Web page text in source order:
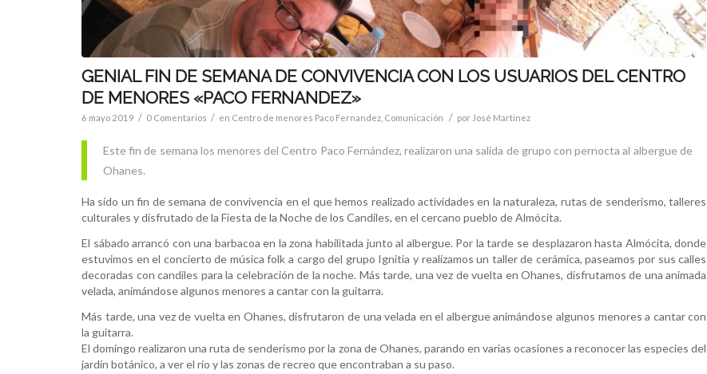
GENIAL FIN DE SEMANA DE CONVIVENCIA CON LOS USUARIOS DEL CENTRO
DE MENORES «PACO FERNANDEZ»
6 mayo 2019 / 0 Comentarios / en Centro de menores Paco Fernandez Comunicación / por José Martinez
Este fin de semana los menores del Centro Paco Fernández, realizaron una salida de grupo con pernocta al albergue de
Ohanes.
Ha sido un fin de semana de convivencia en el que hemos realizado actividades en la naturaleza, rutas de senderismo, talleres
culturales y disfrutado de la Fiesta de la Noche de los Candiles, en el cercano pueblo de Almócita.
El sábado arrancó con una barbacoa en la zona habilitada junto al albergue. Por la tarde se desplazaron hasta Almócita, donde
estuvimos en el concierto de música folk a cargo del grupo Ignitia y realizamos un taller de cerámica, paseamos por sus calles
decoradas con candiles para la celebración de la noche. Más tarde, una vez de vuelta en Ohanes, disfrutamos de una animada
velada, animándose algunos menores a cantar con la guitarra.
Más tarde, una vez de vuelta en Ohanes, disfrutaron de una velada en el albergue animándose algunos menores a cantar con
la guitarra.
El domingo realizaron una ruta de senderismo por la zona de Ohanes, parando en varias ocasiones a reconocer las especies del
jardín botánico, a ver el río y las zonas de recreo que encontraban a su paso.